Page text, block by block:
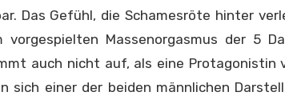
Das Gefühl, die Schamesröte hinter
vorgespielten Massenorgasmus der 5
auch nicht auf, als eine Protagonistin
sich einer der beiden männlichen